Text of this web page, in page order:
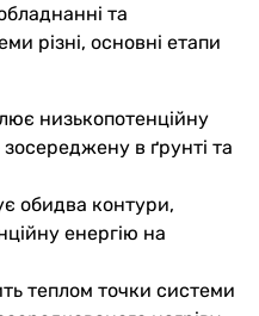
та
різні, основні етапи
низькопотенційну
в ґрунті та
обидва контури,
енергію на
теплом точки системи